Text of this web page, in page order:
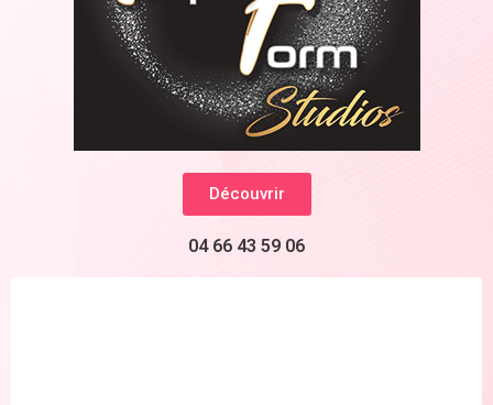
Découvrir
04 66 43 59 06